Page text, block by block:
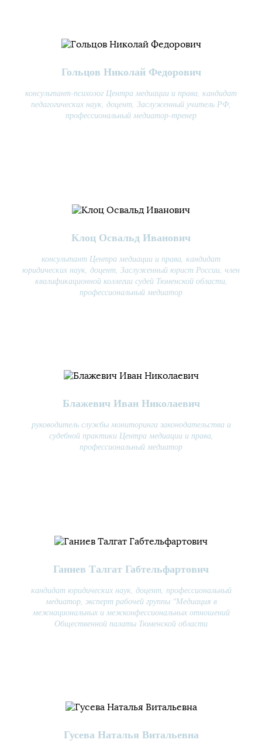
Гольцов Николай Федорович
консультант-психолог Центра медиации и права, кандидат
педагогических наук, доцент, Заслуженный учитель РФ,
профессиональный медиатор-тренер
Клоц Освальд Иванович
консультант Центра медиации и права, кандидат
юридических наук, доцент, Заслуженный юрист России, член
квалификационной коллегии судей Тюменской области,
профессиональный медиатор
Блажевич Иван Николаевич
руководитель службы мониторинга законодательства и
судебной практики Центра медиации и права,
профессиональный медиатор
Ганиев Талгат Габтельфартович
кандидат юридических наук, доцент, профессиональный
медиатор, эксперт рабочей группы "Медиация в
межнациональных и межконфессиональных отношений
Общественной палаты Тюменской области
Гусева Наталья Витальевна